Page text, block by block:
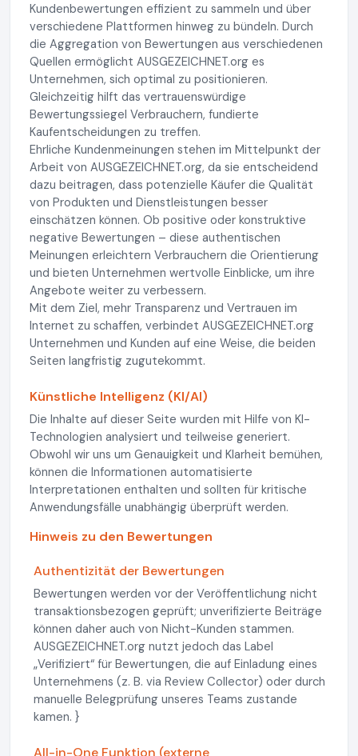
Kundenbewertungen effizient zu sammeln und über
verschiedene Plattformen hinweg zu bündeln. Durch
die Aggregation von Bewertungen aus verschiedenen
Quellen ermöglicht AUSGEZEICHNET.org es
Unternehmen, sich optimal zu positionieren.
Gleichzeitig hilft das vertrauenswürdige
Bewertungssiegel Verbrauchern, fundierte
Kaufentscheidungen zu treffen.
Ehrliche Kundenmeinungen stehen im Mittelpunkt der
Arbeit von AUSGEZEICHNET.org, da sie entscheidend
dazu beitragen, dass potenzielle Käufer die Qualität
von Produkten und Dienstleistungen besser
einschätzen können. Ob positive oder konstruktive
negative Bewertungen – diese authentischen
Meinungen erleichtern Verbrauchern die Orientierung
und bieten Unternehmen wertvolle Einblicke, um ihre
Angebote weiter zu verbessern.
Mit dem Ziel, mehr Transparenz und Vertrauen im
Internet zu schaffen, verbindet AUSGEZEICHNET.org
Unternehmen und Kunden auf eine Weise, die beiden
Seiten langfristig zugutekommt.
Künstliche Intelligenz (KI/AI)
Die Inhalte auf dieser Seite wurden mit Hilfe von KI-
Technologien analysiert und teilweise generiert.
Obwohl wir uns um Genauigkeit und Klarheit bemühen,
können die Informationen automatisierte
Interpretationen enthalten und sollten für kritische
Anwendungsfälle unabhängig überprüft werden.
Hinweis zu den Bewertungen
Authentizität der Bewertungen
Bewertungen werden vor der Veröffentlichung nicht
transaktionsbezogen geprüft; unverifizierte Beiträge
können daher auch von Nicht-Kunden stammen.
AUSGEZEICHNET.org nutzt jedoch das Label
„Verifiziert“ für Bewertungen, die auf Einladung eines
Unternehmens (z. B. via Review Collector) oder durch
manuelle Belegprüfung unseres Teams zustande
kamen. }
All-in-One Funktion (externe